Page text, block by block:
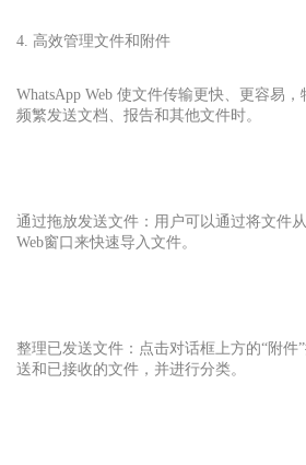
4. 高效管理文件和附件
WhatsApp Web 使文件传输更快、更容易
频繁发送文档、报告和其他文件时。
通过拖放发送文件：用户可以通过将文件
Web窗口来快速导入文件。
整理已发送文件：点击对话框上方的“附件
送和已接收的文件，并进行分类。